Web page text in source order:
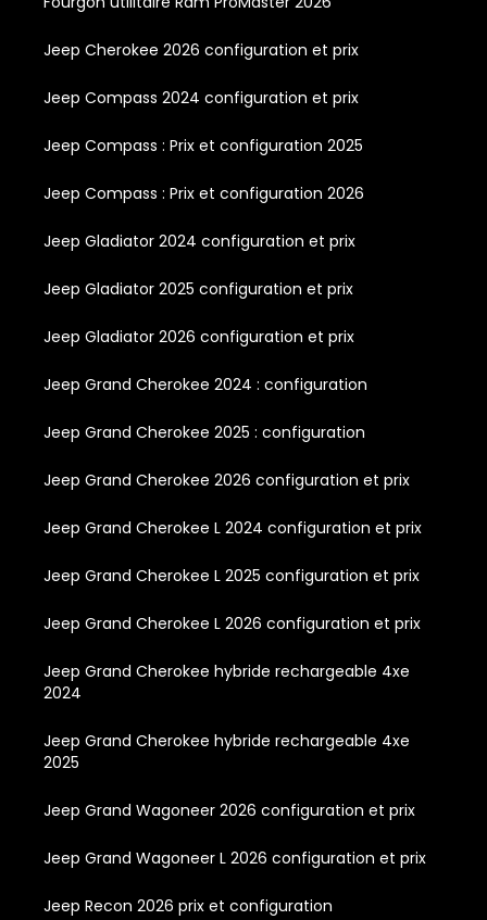
Jeep Cherokee 2026 configuration et prix
Jeep Compass 2024 configuration et prix
Jeep Compass : Prix et configuration 2025
Jeep Compass : Prix et configuration 2026
Jeep Gladiator 2024 configuration et prix
Jeep Gladiator 2025 configuration et prix
Jeep Gladiator 2026 configuration et prix
Jeep Grand Cherokee 2024 : configuration
Jeep Grand Cherokee 2025 : configuration
Jeep Grand Cherokee 2026 configuration et prix
Jeep Grand Cherokee L 2024 configuration et prix
Jeep Grand Cherokee L 2025 configuration et prix
Jeep Grand Cherokee L 2026 configuration et prix
Jeep Grand Cherokee hybride rechargeable 4xe
2024
Jeep Grand Cherokee hybride rechargeable 4xe
2025
Jeep Grand Wagoneer 2026 configuration et prix
Jeep Grand Wagoneer L 2026 configuration et prix
Jeep Recon 2026 prix et configuration